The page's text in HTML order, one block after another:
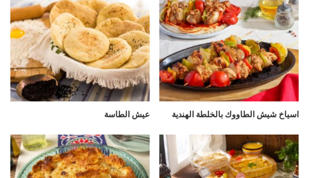
اسياخ شيش الطاووك بالخلطة الهندية عيش الطاسة